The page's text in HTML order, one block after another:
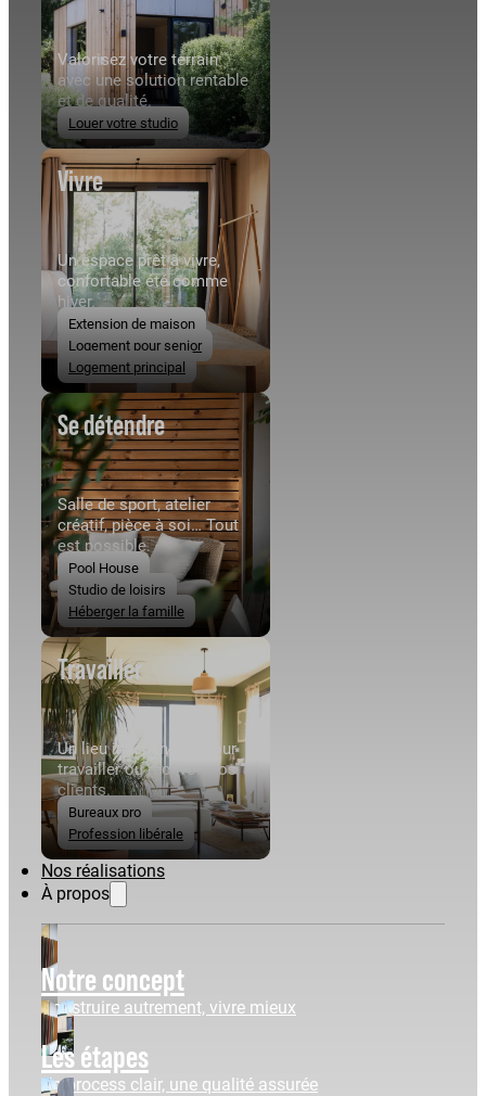
Valorisez votre terrain
avec une solution rentable
et de qualité.
Louer votre studio
Vivre
Un espace prêt à vivre,
confortable été comme
hiver.
Extension de maison
Logement pour senior
Logement principal
Se détendre
Salle de sport, atelier
créatif, pièce à soi… Tout
est possible.
Pool House
Studio de loisirs
Héberger la famille
Travailler
Un lieu indépendant pour
travailler ou recevoir vos
clients.
Bureaux pro
Profession libérale
Nos réalisations
À propos
Notre concept
Construire autrement, vivre mieux
Les étapes
Un process clair, une qualité assurée